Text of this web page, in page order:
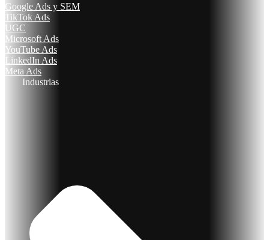
Google Ads y SEM
TikTok Ads
UGC
Microsoft Ads
YouTube Ads
LinkedIn Ads
Meta Ads
Industrias